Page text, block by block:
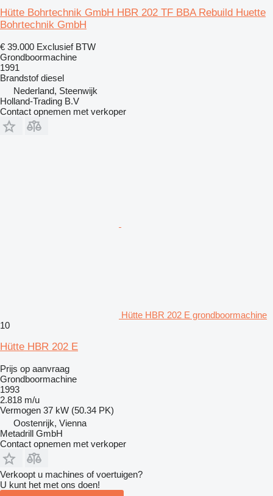
Hütte Bohrtechnik GmbH HBR 202 TF BBA Rebuild Huette
Bohrtechnik GmbH
€ 39.000 Exclusief BTW
Grondboormachine
1991
Brandstof diesel
Nederland, Steenwijk
Holland-Trading B.V
Contact opnemen met verkoper
Hütte HBR 202 E grondboormachine
10
Hütte HBR 202 E
Prijs op aanvraag
Grondboormachine
1993
2.818 m/u
Vermogen 37 kW (50.34 PK)
Oostenrijk, Vienna
Metadrill GmbH
Contact opnemen met verkoper
Verkoopt u machines of voertuigen?
U kunt het met ons doen!